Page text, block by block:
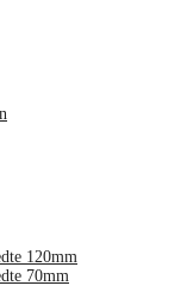
120mm
70mm